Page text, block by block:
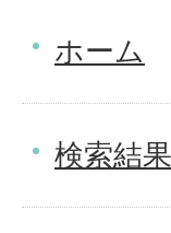
ホーム
検索結果